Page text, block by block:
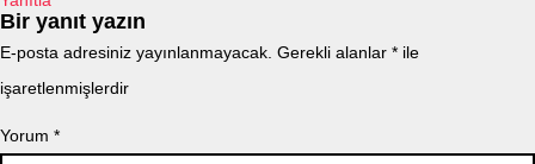
Bir yanıt yazın
E-posta adresiniz yayınlanmayacak. Gerekli alanlar * ile
işaretlenmişlerdir
Yorum *